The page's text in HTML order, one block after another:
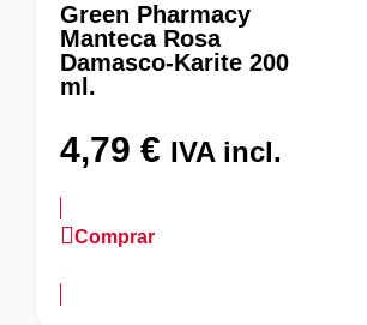
Green Pharmacy
Manteca Rosa
Damasco-Karite 200
ml.
4,79 € IVA incl.
Comprar